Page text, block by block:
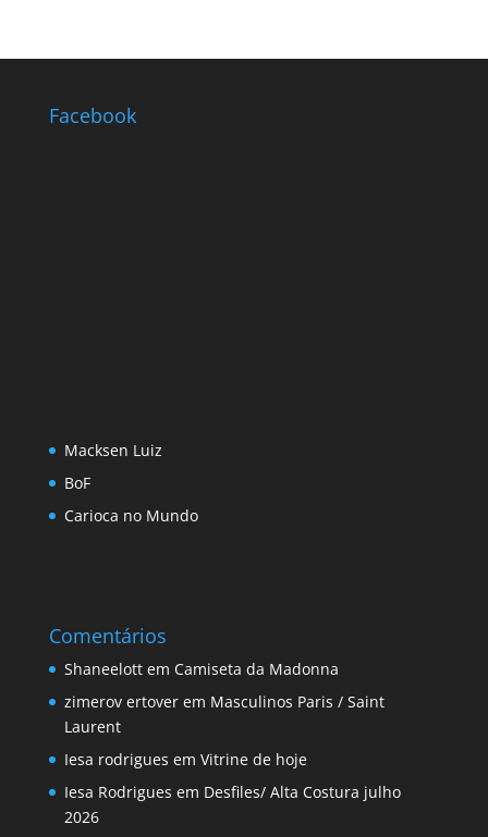
Facebook
Macksen Luiz
BoF
Carioca no Mundo
Comentários
Shaneelottem Camiseta da Madonna
zimerov ertoverem Masculinos Paris / Saint
Laurent
Iesa rodrigues em Vitrine de hoje
Iesa Rodrigues em Desfiles/ Alta Costura julho
2026